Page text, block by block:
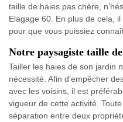
taille de haies pas chère,
Elagage 60. En plus de cela,
pour que vous puissiez
Notre paysagiste taille
Tailler les haies de son jardin
nécessité. Afin d’empêcher
avec les voisins, il est
vigueur de cette activité.
séparation entre deux